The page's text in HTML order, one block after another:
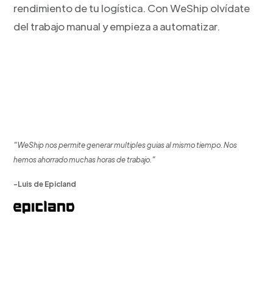
rendimiento de tu logística. Con WeShip olvídate
del trabajo manual y empieza a automatizar.
"WeShip nos permite generar multiples guias al mismo tiempo. Nos
hemos ahorrado muchas horas de trabajo."
-Luis de Epicland